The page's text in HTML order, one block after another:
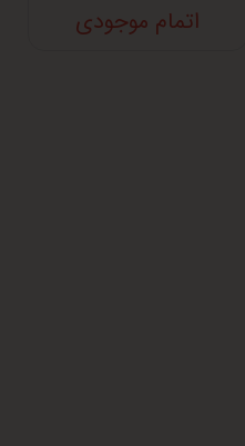
اتمام موجودی